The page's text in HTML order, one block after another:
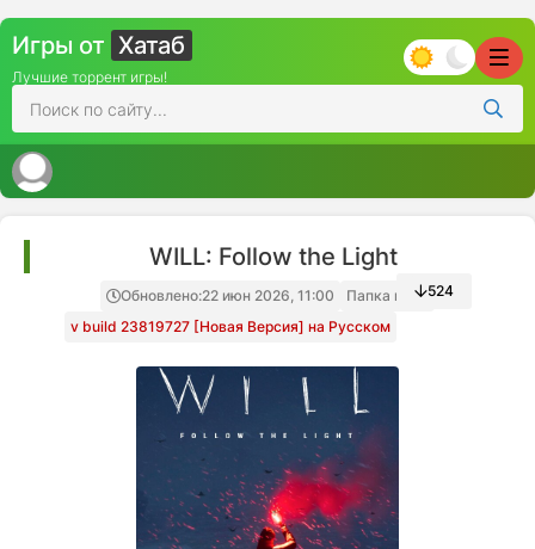
Игры от Хатаб
Лучшие торрент игры!
WILL: Follow the Light
Обновлено:22 июн 2026, 11:00
Папка игры
v build 23819727 [Новая Версия] на Русском
524